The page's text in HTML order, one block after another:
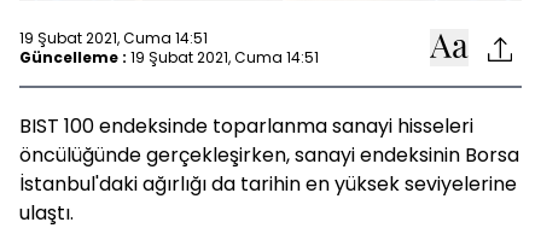
19 Şubat 2021, Cuma 14:51
Güncelleme : 19 Şubat 2021, Cuma 14:51
BIST 100 endeksinde toparlanma sanayi hisseleri
öncülüğünde gerçekleşirken, sanayi endeksinin Borsa
İstanbul'daki ağırlığı da tarihin en yüksek seviyelerine
ulaştı.